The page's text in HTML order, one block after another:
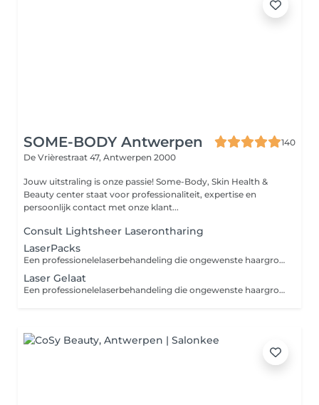
SOME-BODY Antwerpen
140
De Vrièrestraat 47, Antwerpen 2000
Jouw uitstraling is onze passie! Some-Body, Skin Health &
Beauty center staat voor professionaliteit, expertise en
persoonlijk contact met onze klant...
Consult Lightsheer Laserontharing
LaserPacks
Een professionelelaserbehandeling die ongewenste haargroei doeltreffend en langdurig verwijdert, met de precisie van Lightsheer en de kracht van diode-technologie.
Laser Gelaat
Een professionelelaserbehandeling die ongewenste haargroei doeltreffend en langdurig verwijdert, met de precisie van Lightsheer en de kracht van diode-technologie.